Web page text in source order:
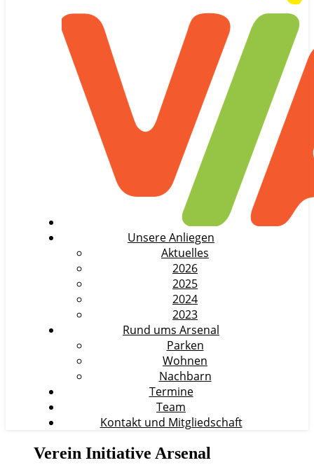
Unsere Anliegen
Aktuelles
2026
2025
2024
2023
Rund ums Arsenal
Parken
Wohnen
Nachbarn
Termine
Team
Kontakt und Mitgliedschaft
Verein Initiative Arsenal